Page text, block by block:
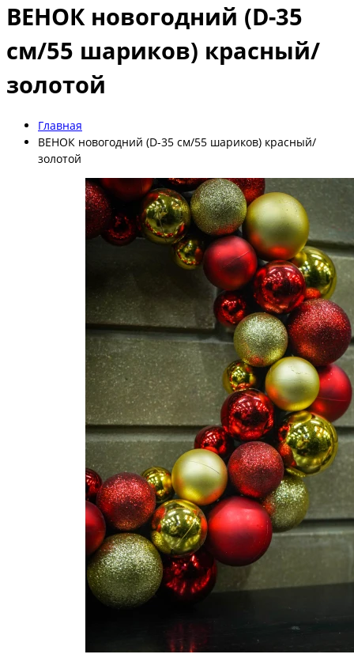
ВЕНОК новогодний (D-35
см/55 шариков) красный/
золотой
Главная
ВЕНОК новогодний (D-35 см/55 шариков) красный/
золотой